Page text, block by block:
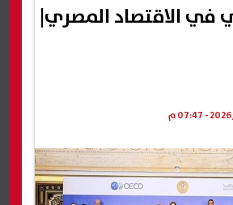
في الاقتصاد المصري|